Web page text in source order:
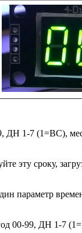
ДН 1-7 (1=ВС),
эту сроку,
параметр
00-99, ДН 1-7